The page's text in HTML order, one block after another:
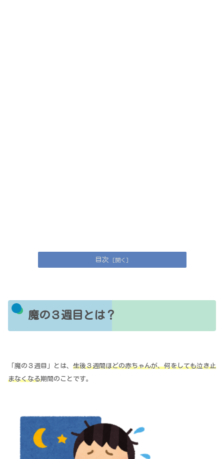
目次
魔の３週目とは？
「魔の３週目」とは、 生後３週間ほどの赤ちゃんが、何をしても泣き止
まなくなる期間のことです。